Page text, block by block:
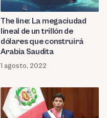
The line: La megaciudad
lineal de un trillón de
dólares que construirá
Arabia Saudita
1 agosto, 2022